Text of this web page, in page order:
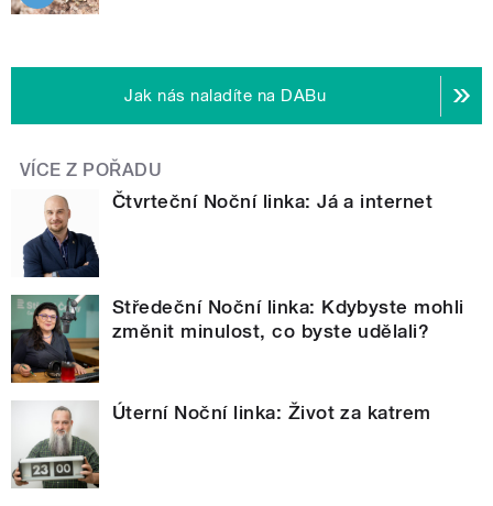
Jak nás naladíte na DABu
VÍCE Z POŘADU
Čtvrteční Noční linka: Já a internet
Středeční Noční linka: Kdybyste mohli
změnit minulost, co byste udělali?
Úterní Noční linka: Život za katrem